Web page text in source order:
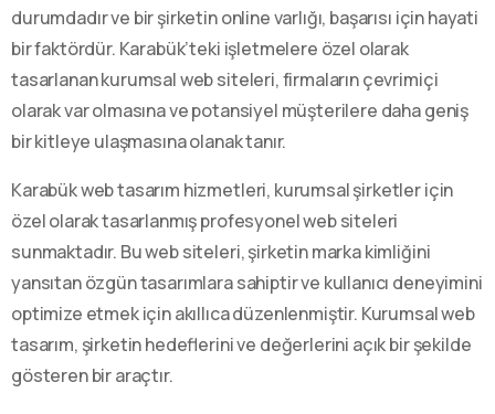
durumdadır ve bir şirketin online varlığı, başarısı için hayati
bir faktördür. Karabük’teki işletmelere özel olarak
tasarlanan kurumsal web siteleri, firmaların çevrimiçi
olarak var olmasına ve potansiyel müşterilere daha geniş
bir kitleye ulaşmasına olanak tanır.
Karabük web tasarım hizmetleri, kurumsal şirketler için
özel olarak tasarlanmış profesyonel web siteleri
sunmaktadır. Bu web siteleri, şirketin marka kimliğini
yansıtan özgün tasarımlara sahiptir ve kullanıcı deneyimini
optimize etmek için akıllıca düzenlenmiştir. Kurumsal web
tasarım, şirketin hedeflerini ve değerlerini açık bir şekilde
gösteren bir araçtır.